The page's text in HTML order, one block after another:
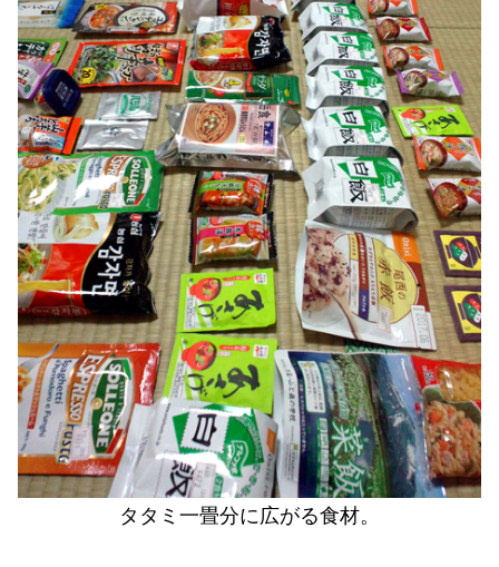
タタミ一畳分に広がる食材。